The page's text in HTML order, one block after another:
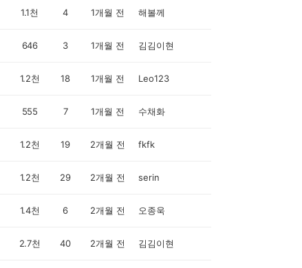
1.1천 4 1개월 전 해볼께
646 3 1개월 전 김김이현
1.2천 18 1개월 전 Leo123
555 7 1개월 전 수채화
1.2천 19 2개월 전 fkfk
1.2천 29 2개월 전 serin
1.4천 6 2개월 전 오종욱
2.7천 40 2개월 전 김김이현